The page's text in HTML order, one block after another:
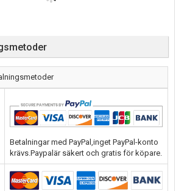
Betalningar med PayPal,inget PayPal-konto
krävs.Paypalär säkert och gratis för köpare.